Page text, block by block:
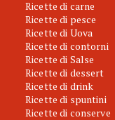
Ricette di carne
Ricette di pesce
Ricette di Uova
Ricette di contorni
Ricette di Salse
Ricette di dessert
Ricette di drink
Ricette di spuntini
Ricette di conserve